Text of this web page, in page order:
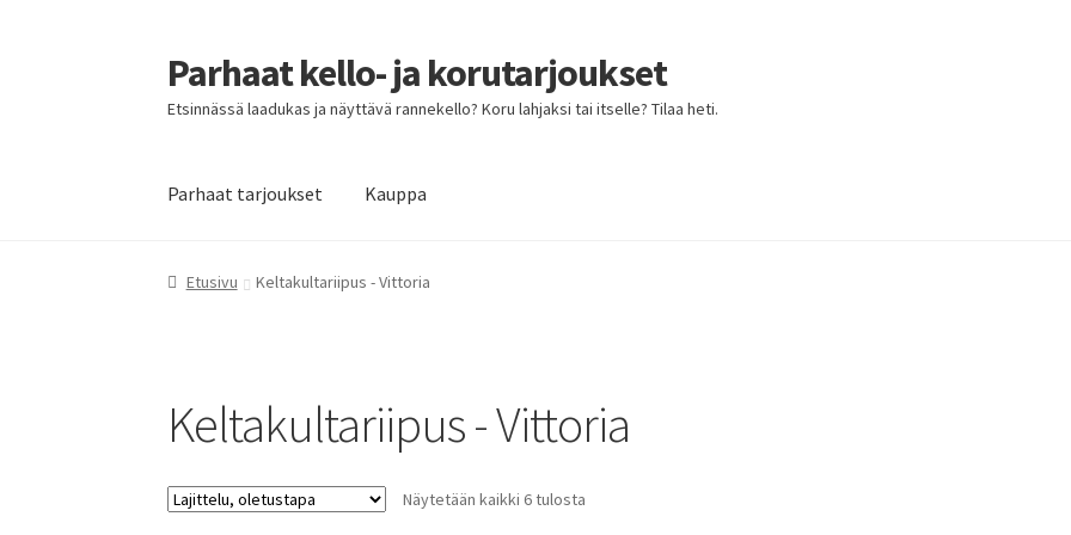
Siirry
navigointiin
Siirry
sisältöön
Parhaat kello- ja korutarjoukset
Etsinnässä laadukas ja näyttävä rannekello? Koru lahjaksi tai itselle? Tilaa heti.
Parhaat tarjoukset Kauppa
Etusivu Parhaat tarjoukset
Etusivu Keltakultariipus - Vittoria
Keltakultariipus - Vittoria
Näytetään kaikki 6 tulosta